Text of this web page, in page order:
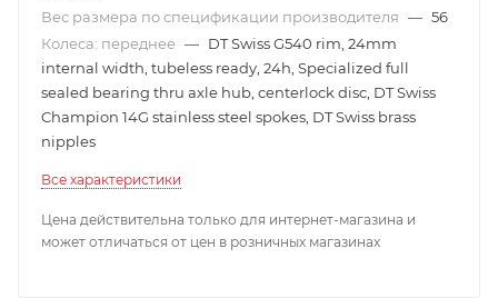
Вес размера по спецификации производителя — 56
Колеса: переднее — DT Swiss G540 rim, 24mm
internal width, tubeless ready, 24h, Specialized full
sealed bearing thru axle hub, centerlock disc, DT Swiss
Champion 14G stainless steel spokes, DT Swiss brass
nipples
Все характеристики
Цена действительна только для интернет-магазина и
может отличаться от цен в розничных магазинах